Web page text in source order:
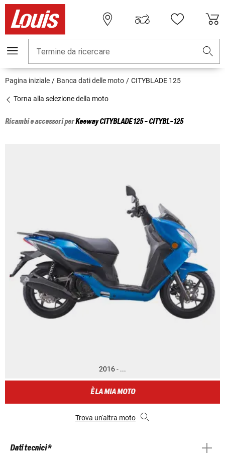
Termine da ricercare
Pagina iniziale Banca dati delle moto CITYBLADE 125
Torna alla selezione della moto
Ricambi e accessori perKeewayCITYBLADE 125 - CITYBL-125
2016 - ...
È LA MIA MOTO
Trova un'altra moto
Dati tecnici *